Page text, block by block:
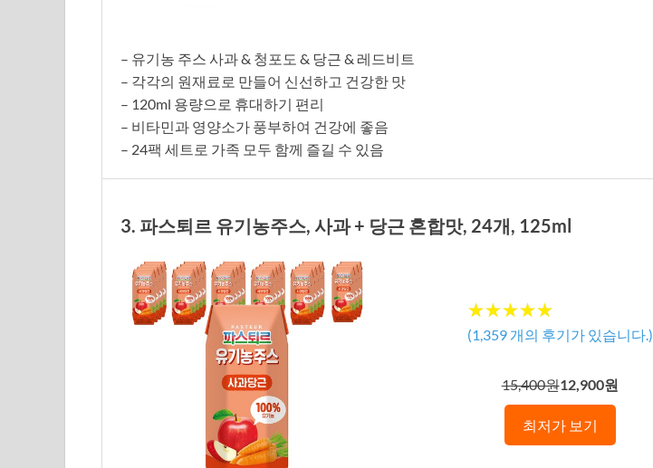
– 유기농 주스 사과 & 청포도 & 당근 & 레드비트
– 각각의 원재료로 만들어 신선하고 건강한 맛
– 120ml 용량으로 휴대하기 편리
– 비타민과 영양소가 풍부하여 건강에 좋음
– 24팩 세트로 가족 모두 함께 즐길 수 있음
3. 파스퇴르 유기농주스, 사과 + 당근 혼합맛, 24개, 125ml
★★★★★
★★★★★
(1,359개의 후기가 있습니다.)
15,400원12,900원
최저가 보기